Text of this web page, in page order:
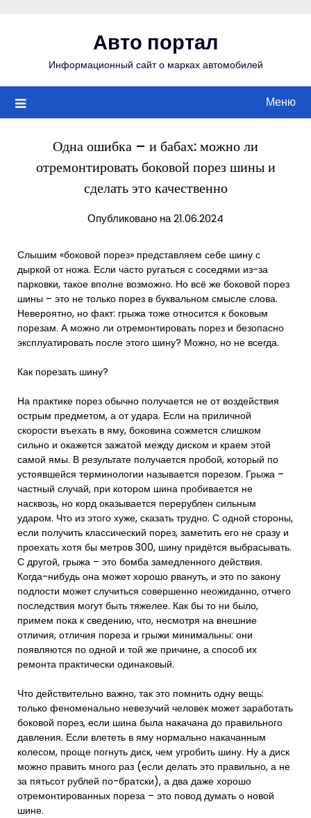
Авто портал
Информационный сайт о марках автомобилей
Меню
Одна ошибка – и бабах: можно ли
отремонтировать боковой порез шины и
сделать это качественно
Опубликовано на 21.06.2024
Слышим «боковой порез» представляем себе шину с
дыркой от ножа. Если часто ругаться с соседями из-за
парковки, такое вполне возможно. Но всё же боковой порез
шины – это не только порез в буквальном смысле слова.
Невероятно, но факт: грыжа тоже относится к боковым
порезам. А можно ли отремонтировать порез и безопасно
эксплуатировать после этого шину? Можно, но не всегда.
Как порезать шину?
На практике порез обычно получается не от воздействия
острым предметом, а от удара. Если на приличной
скорости въехать в яму, боковина сожмется слишком
сильно и окажется зажатой между диском и краем этой
самой ямы. В результате получается пробой, который по
устоявшейся терминологии называется порезом. Грыжа –
частный случай, при котором шина пробивается не
насквозь, но корд оказывается перерублен сильным
ударом. Что из этого хуже, сказать трудно. С одной стороны,
если получить классический порез, заметить его не сразу и
проехать хотя бы метров 300, шину придётся выбрасывать.
С другой, грыжа – это бомба замедленного действия.
Когда-нибудь она может хорошо рвануть, и это по закону
подлости может случиться совершенно неожиданно, отчего
последствия могут быть тяжелее. Как бы то ни было,
примем пока к сведению, что, несмотря на внешние
отличия, отличия пореза и грыжи минимальны: они
появляются по одной и той же причине, а способ их
ремонта практически одинаковый.
Что действительно важно, так это помнить одну вещь:
только феноменально невезучий человек может заработать
боковой порез, если шина была накачана до правильного
давления. Если влететь в яму нормально накачанным
колесом, проще погнуть диск, чем угробить шину. Ну а диск
можно править много раз (если делать это правильно, а не
за пятьсот рублей по-братски), а два даже хорошо
отремонтированных пореза – это повод думать о новой
шине.